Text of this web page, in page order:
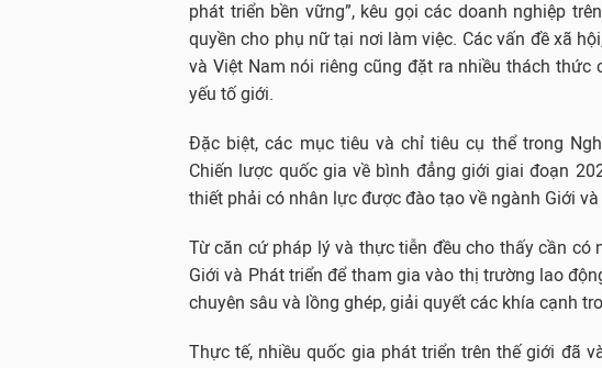
phát triển bền vững”, kêu gọi các doanh nghiệp
quyền cho phụ nữ tại nơi làm việc. Các vấn đề xã
và Việt Nam nói riêng cũng đặt ra nhiều thách thức
yếu tố giới.
Đặc biệt, các mục tiêu và chỉ tiêu cụ thể trong
Chiến lược quốc gia về bình đẳng giới giai đoạn
thiết phải có nhân lực được đào tạo về ngành Giới và
Từ căn cứ pháp lý và thực tiễn đều cho thấy cần có
Giới và Phát triển để tham gia vào thị trường lao
chuyên sâu và lồng ghép, giải quyết các khía cạnh
Thực tế, nhiều quốc gia phát triển trên thế giới đã